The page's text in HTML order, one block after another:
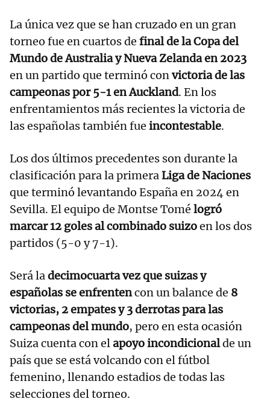
La única vez que se han cruzado en un gran
torneo fue en cuartos de final de la Copa del
Mundo de Australia y Nueva Zelanda en 2023
en un partido que terminó convictoria de las
campeonas por 5-1 en Auckland. En los
enfrentamientos más recientes la victoria de
las españolas también fue incontestable.
Los dos últimos precedentes son durante la
clasificación para la primeraLiga de Naciones
que terminó levantando España en 2024 en
Sevilla. El equipo de Montse Tomé logró
marcar 12 goles al combinado suizoen los dos
partidos (5-0 y 7-1).
Será ladecimocuarta vez que suizas y
españolas se enfrentencon un balance de 8
victorias, 2 empates y 3 derrotas para las
campeonas del mundo, pero en esta ocasión
Suiza cuenta con elapoyo incondicionalde un
país que se está volcando con el fútbol
femenino, llenando estadios de todas las
selecciones del torneo.